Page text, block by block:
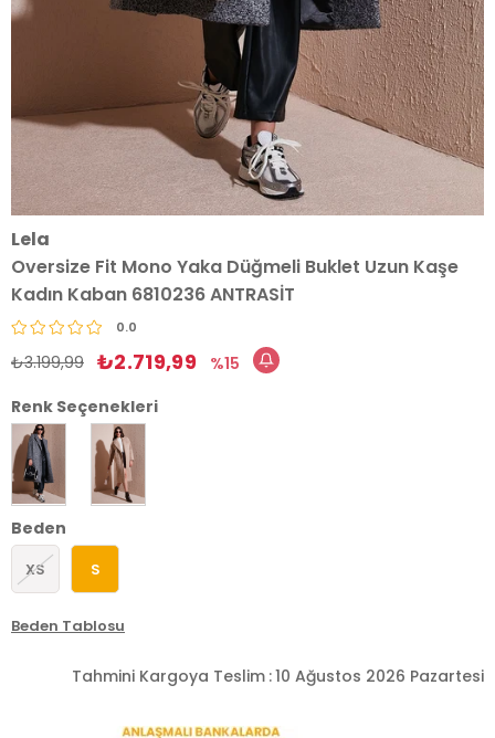
Lela
Oversize Fit Mono Yaka Düğmeli Buklet Uzun Kaşe
Kadın Kaban 6810236 ANTRASİT
0.0
₺3.199,99 ₺2.719,99
15
Renk Seçenekleri
Beden
XS S
Beden Tablosu
Tahmini Kargoya Teslim :10 Ağustos 2026 Pazartesi